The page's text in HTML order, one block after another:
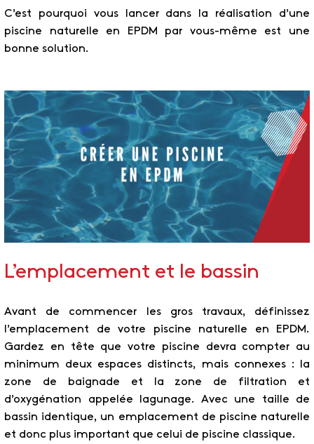
C’est pourquoi vous lancer dans la réalisation d’une
piscine naturelle en EPDM par vous-même est une
bonne solution.
L’emplacement et le bassin
Avant de commencer les gros travaux, définissez
l’emplacement de votre piscine naturelle en EPDM.
Gardez en tête que votre piscine devra compter au
minimum deux espaces distincts, mais connexes : la
zone de baignade et la zone de filtration et
d’oxygénation appelée lagunage. Avec une taille de
bassin identique, un emplacement de piscine naturelle
et donc plus important que celui de piscine classique.